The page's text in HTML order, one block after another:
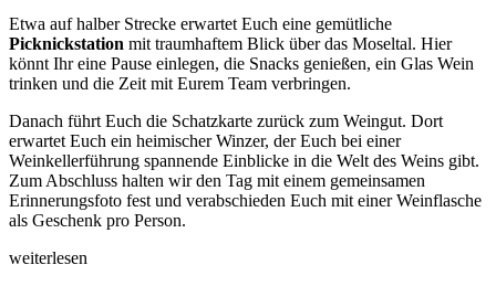
Etwa auf halber Strecke erwartet Euch eine gemütliche
Picknickstation mit traumhaftem Blick über das Moseltal. Hier
könnt Ihr eine Pause einlegen, die Snacks genießen, ein Glas Wein
trinken und die Zeit mit Eurem Team verbringen.
Danach führt Euch die Schatzkarte zurück zum Weingut. Dort
erwartet Euch ein heimischer Winzer, der Euch bei einer
Weinkellerführung spannende Einblicke in die Welt des Weins gibt.
Zum Abschluss halten wir den Tag mit einem gemeinsamen
Erinnerungsfoto fest und verabschieden Euch mit einer Weinflasche
als Geschenk pro Person.
weiterlesen